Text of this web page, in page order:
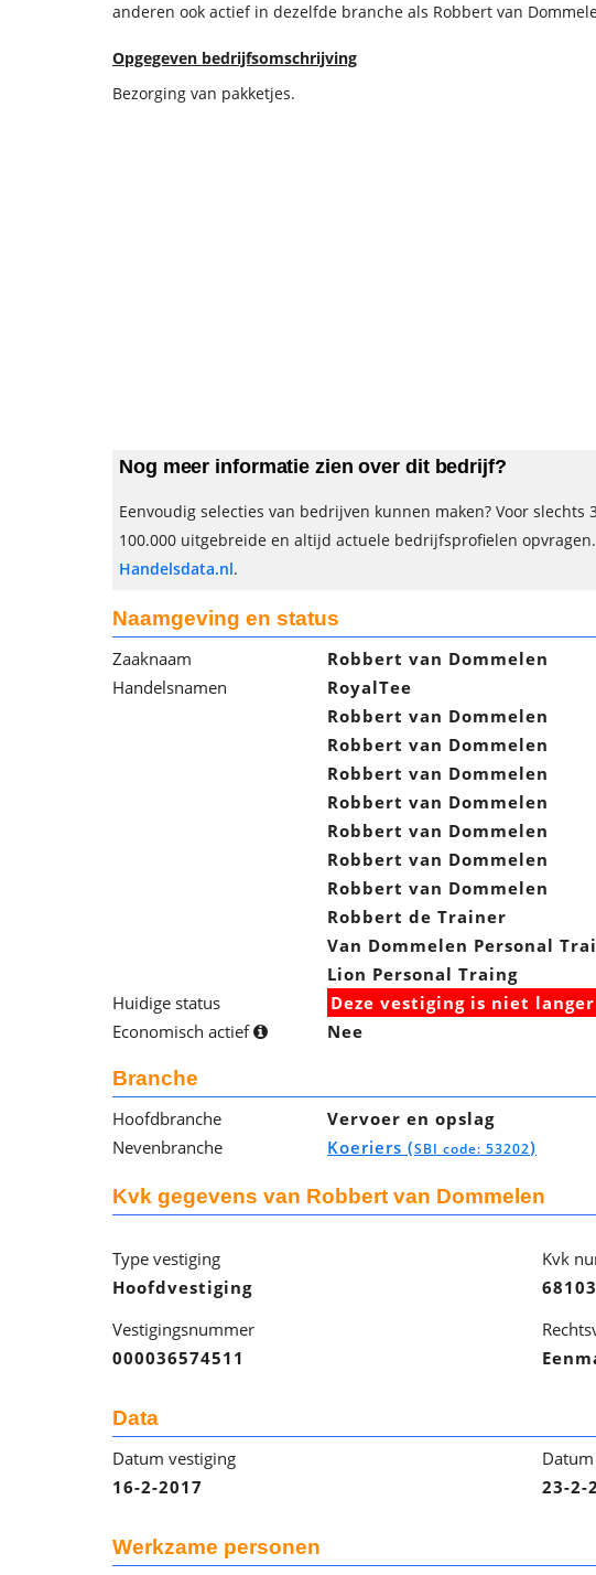
anderen ook actief in dezelfde branche als Robbert van
Opgegeven bedrijfsomschrijving
Bezorging van pakketjes.
Nog meer informatie zien over dit bedrijf?
Eenvoudig selecties van bedrijven kunnen maken? Voor slechts
100.000 uitgebreide en altijd actuele bedrijfsprofielen
Handelsdata.nl.
Naamgeving en status
Zaaknaam
Robbert van Dommelen
Handelsnamen
RoyalTee
Robbert van Dommelen
Robbert van Dommelen
Robbert van Dommelen
Robbert van Dommelen
Robbert van Dommelen
Robbert van Dommelen
Robbert van Dommelen
Robbert de Trainer
Van Dommelen Personal
Lion Personal Traing
Huidige status
Deze vestiging is niet
Economisch actief
Nee
Branche
Hoofdbranche
Vervoer en opslag
Nevenbranche
Koeriers (SBI code: 53202)
Kvk gegevens van Robbert van Dommelen
Type vestiging
Hoofdvestiging
Kvk
Vestigingsnummer
000036574511
Data
Datum vestiging
16-2-2017
23-2-
Werkzame personen